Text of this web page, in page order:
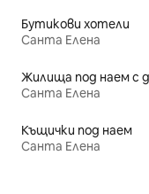
Бутикови хотели
Санта Елена
Санта Елена
Къщички под наем
Санта Елена